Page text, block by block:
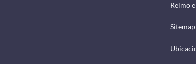
Reimo
Sitemap